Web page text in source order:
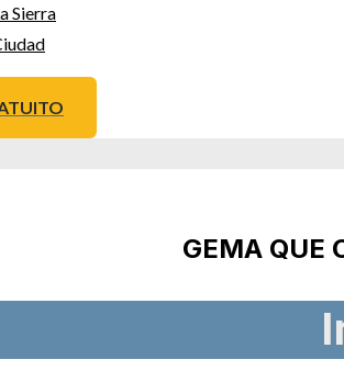
Sierra
GEMA QUE